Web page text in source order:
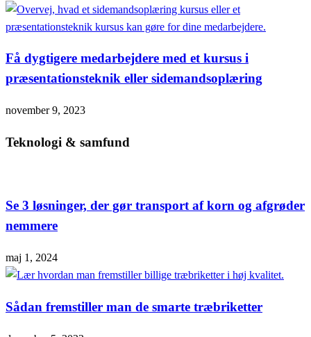
Få dygtigere medarbejdere med et kursus i
præsentationsteknik eller sidemandsoplæring
november 9, 2023
Teknologi & samfund
Se 3 løsninger, der gør transport af korn og afgrøder
nemmere
maj 1, 2024
Sådan fremstiller man de smarte træbriketter